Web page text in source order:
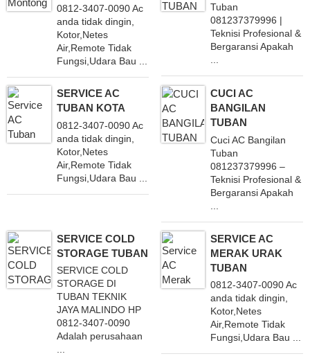
0812-3407-0090 Ac
anda tidak dingin,
Kotor,Netes
Air,Remote Tidak
Fungsi,Udara Bau ...
Tuban
081237379996 |
Teknisi Profesional &
Bergaransi Apakah
SERVICE AC
TUBAN KOTA
0812-3407-0090 Ac
anda tidak dingin,
Kotor,Netes
Air,Remote Tidak
Fungsi,Udara Bau ...
CUCI AC
BANGILAN
TUBAN
Cuci AC Bangilan
Tuban
081237379996 –
Teknisi Profesional &
Bergaransi Apakah
SERVICE COLD
STORAGE TUBAN
SERVICE COLD
STORAGE DI
TUBAN TEKNIK
JAYA MALINDO HP
0812-3407-0090
Adalah perusahaan
...
SERVICE AC
MERAK URAK
TUBAN
0812-3407-0090 Ac
anda tidak dingin,
Kotor,Netes
Air,Remote Tidak
Fungsi,Udara Bau ...